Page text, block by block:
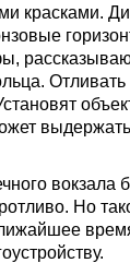
красками.
вокзала
Но